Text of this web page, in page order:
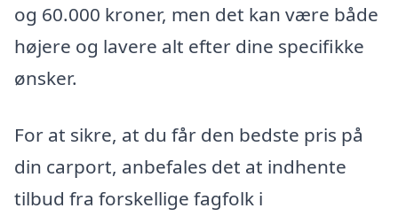
og 60.000 kroner, men det kan være både
højere og lavere alt efter dine specifikke
ønsker.
For at sikre, at du får den bedste pris på
din carport, anbefales det at indhente
tilbud fra forskellige fagfolk i